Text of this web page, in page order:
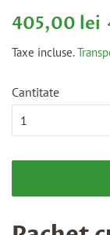
Preț
405,00 lei
Taxe incluse.
Cantitate